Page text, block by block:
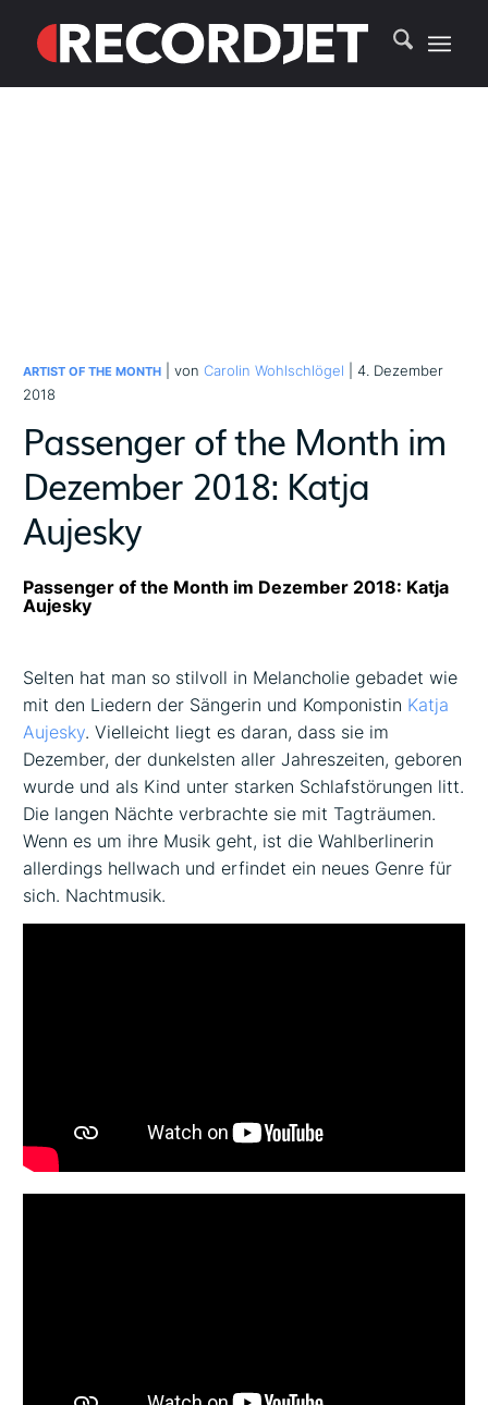
ARTIST OF THE MONTH | vonCarolin Wohlschlögel | 4. Dezember
2018
Passenger of the Month im
Dezember 2018: Katja
Aujesky
Passenger of the Month im Dezember 2018: Katja
Aujesky
Selten hat man so stilvoll in Melancholie gebadet wie
mit den Liedern der Sängerin und Komponistin Katja
Aujesky. Vielleicht liegt es daran, dass sie im
Dezember, der dunkelsten aller Jahreszeiten, geboren
wurde und als Kind unter starken Schlafstörungen litt.
Die langen Nächte verbrachte sie mit Tagträumen.
Wenn es um ihre Musik geht, ist die Wahlberlinerin
allerdings hellwach und erfindet ein neues Genre für
sich. Nachtmusik.